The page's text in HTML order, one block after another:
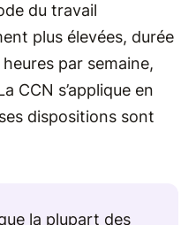
du travail
plus élevées, durée
par semaine,
CCN s’applique en
dispositions sont
la plupart des